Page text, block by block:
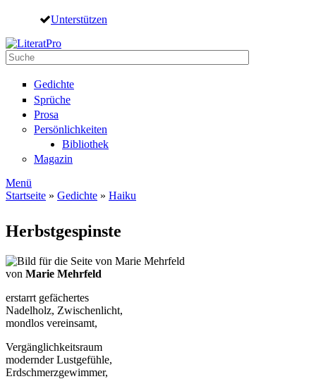
Direkt zum Inhalt
Unterstützen
Suche
Gedichte
Sprüche
Prosa
Persönlichkeiten
Bibliothek
Magazin
Menü
Startseite » Gedichte » Haiku
Herbstgespinste
von Marie Mehrfeld
erstarrt gefächertes
Nadelholz, Zwischenlicht,
mondlos vereinsamt,
Vergänglichkeitsraum
modernder Lustgefühle,
Erdschmerzgewimmer,